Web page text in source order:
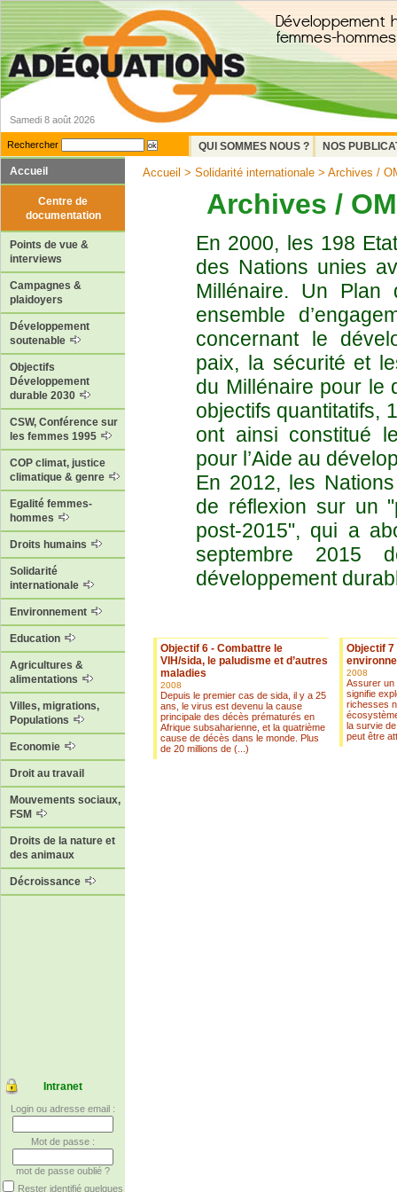
Samedi 8 août 2026
Rechercher QUI SOMMES NOUS ?
NOS
Accueil
Centre de
documentation
Points de vue &
interviews
Campagnes &
plaidoyers
Développement
soutenable
Objectifs
Développement
durable 2030
CSW, Conférence sur
les femmes 1995
COP climat, justice
climatique & genre
Egalité femmes-
hommes
Droits humains
Solidarité
internationale
Environnement
Education
Agricultures &
alimentations
Villes, migrations,
Populations
Economie
Droit au travail
Mouvements sociaux,
FSM
Droits de la nature et
des animaux
Décroissance
Intranet
Login ou adresse email :
Mot de passe :
mot de passe oublié ?
Rester identifié quelques
Accueil > Solidarité internationale > Archives /
Archives /
En 2000, les 198
des Nations unies
Millénaire. Un
ensemble
concernant le
paix, la sécurité et
du Millénaire pour le
objectifs quantitatifs,
ont ainsi constitué
pour l’Aide au
En 2012, les
de réflexion sur un
post-2015", qui a
septembre 2015
développement
Objectif 6 - Combattre le
VIH/sida, le paludisme et d’autres
maladies
2008
Depuis le premier cas de sida, il y a 25
ans, le virus est devenu la cause
principale des décès prématurés en
Afrique subsaharienne, et la quatrième
cause de décès dans le monde. Plus
de 20 millions de (...)
Objectif
2008
Assurer un
signifie
richesses
la survie de
peut être